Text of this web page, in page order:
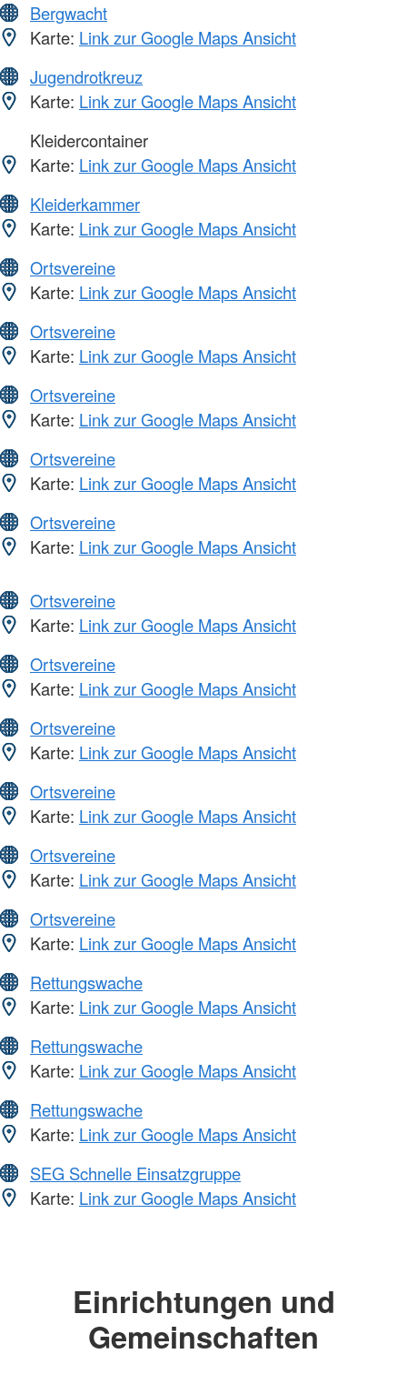
Bergwacht
Karte: Link zur Google Maps Ansicht
Jugendrotkreuz
Karte: Link zur Google Maps Ansicht
Kleidercontainer
Karte: Link zur Google Maps Ansicht
Kleiderkammer
Karte: Link zur Google Maps Ansicht
Ortsvereine
Karte: Link zur Google Maps Ansicht
Ortsvereine
Karte: Link zur Google Maps Ansicht
Ortsvereine
Karte: Link zur Google Maps Ansicht
Ortsvereine
Karte: Link zur Google Maps Ansicht
Ortsvereine
Karte: Link zur Google Maps Ansicht
Ortsvereine
Karte: Link zur Google Maps Ansicht
Ortsvereine
Karte: Link zur Google Maps Ansicht
Ortsvereine
Karte: Link zur Google Maps Ansicht
Ortsvereine
Karte: Link zur Google Maps Ansicht
Ortsvereine
Karte: Link zur Google Maps Ansicht
Ortsvereine
Karte: Link zur Google Maps Ansicht
Rettungswache
Karte: Link zur Google Maps Ansicht
Rettungswache
Karte: Link zur Google Maps Ansicht
Rettungswache
Karte: Link zur Google Maps Ansicht
SEG Schnelle Einsatzgruppe
Karte: Link zur Google Maps Ansicht
Einrichtungen und
Gemeinschaften